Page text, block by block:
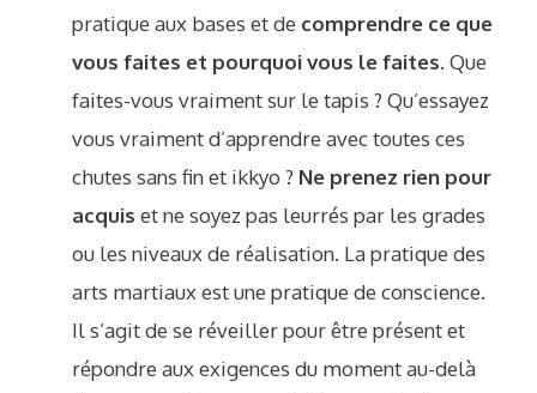
pratique aux bases et de comprendre ce que
vous faites et pourquoi vous le faites. Que
faites-vous vraiment sur le tapis ? Qu’essayez
vous vraiment d’apprendre avec toutes ces
chutes sans fin et ikkyo ? Ne prenez rien pour
acquis et ne soyez pas leurrés par les grades
ou les niveaux de réalisation. La pratique des
arts martiaux est une pratique de conscience.
Il s’agit de se réveiller pour être présent et
répondre aux exigences du moment au-delà